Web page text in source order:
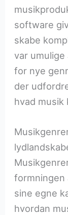
software
skabe
var
for nye
der
hvad
formningen
sine egne
hvordan